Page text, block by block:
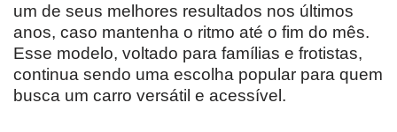
um de seus melhores resultados nos últimos
anos, caso mantenha o ritmo até o fim do mês.
Esse modelo, voltado para famílias e frotistas,
continua sendo uma escolha popular para quem
busca um carro versátil e acessível.